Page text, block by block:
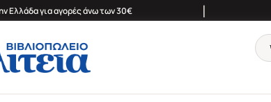
Ελλάδα για αγορές άνω των 30€ |